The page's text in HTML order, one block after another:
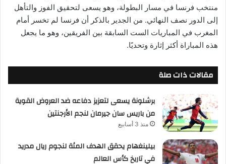
منتخب فرنسا في مسار البطولة، وهو يسعى لتحقيق الفوز والتأهل
إلى الدور نصف النهائي. من الجدير بالذكر أن فرنسا لم تخسر أمام
المغرب في المباريات الست السابقة بين الفريقين، وهو ما يجعل
هذه المباراة أكثر إثارة وتحديًا.
مقالات ذات صلة
برشلونة يسعى لتعزيز دفاعه ضد العروض القوية
من باريس سان جيرمان لنجم الأرجنتين
منذ 3 أسابيع
بيلينغهام يحقق الهدف المئة لنجوم ريال مدريد
في تاريخ كأس العالم